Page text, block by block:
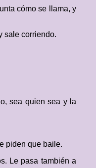
cómo se llama, y
sale corriendo.
sea quien sea y la
piden que baile.
Le pasa también a